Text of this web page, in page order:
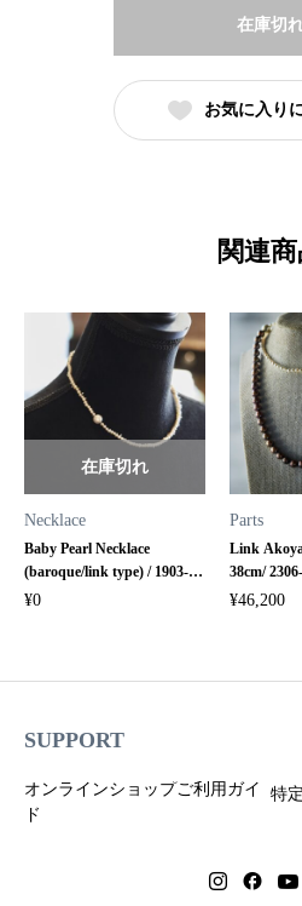
在庫切
お気に入り
関連
Necklace
Baby Pearl Necklace
(baroque/link type) / 1903-
025
¥0
在庫切れ
Parts
Link
38cm/
¥46,200
SUPPORT
オンラインショップご利用ガイ
ド
特